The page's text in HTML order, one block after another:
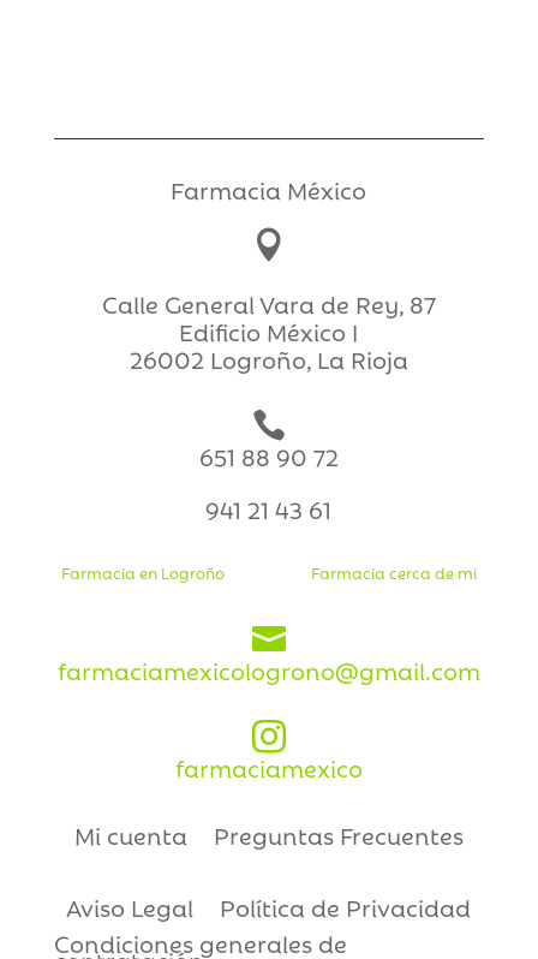
Farmacia México

Calle General Vara de Rey, 87
Edificio México I
26002 Logroño, La Rioja

651 88 90 72
941 21 43 61
Farmacia en Logroño Farmacia cerca de mi

farmaciamexicologrono@gmail.com

farmaciamexico
Mi cuenta Preguntas Frecuentes
Aviso Legal
Política de Privacidad
Condiciones generales de